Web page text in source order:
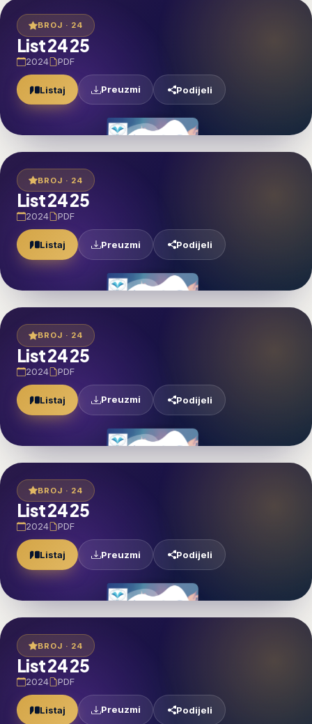
BROJ · 24
List 24 25
2024 PDF
Listaj Preuzmi Podijeli
BROJ · 24
List 24 25
2024 PDF
Listaj Preuzmi Podijeli
BROJ · 24
List 24 25
2024 PDF
Listaj Preuzmi Podijeli
BROJ · 24
List 24 25
2024 PDF
Listaj Preuzmi Podijeli
BROJ · 24
List 24 25
2024 PDF
Listaj Preuzmi Podijeli